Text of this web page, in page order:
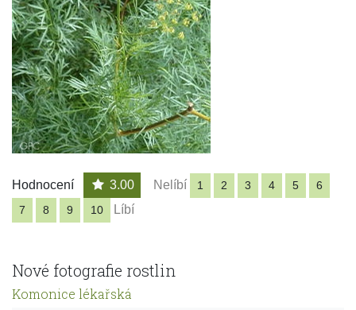
Hodnocení 3.00 Nelíbí 1 2 3 4 5
6
7
8 9 10 Líbí
Nové fotografie rostlin
Komonice lékařská